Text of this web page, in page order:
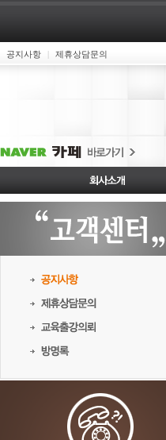
공지사항 제휴상담문의